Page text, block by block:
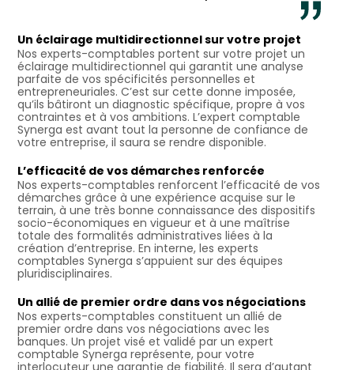
Un éclairage multidirectionnel sur votre projet
Nos experts-comptables portent sur votre projet un
éclairage multidirectionnel qui garantit une analyse
parfaite de vos spécificités personnelles et
entrepreneuriales. C’est sur cette donne imposée,
qu’ils bâtiront un diagnostic spécifique, propre à vos
contraintes et à vos ambitions. L’expert comptable
Synerga est avant tout la personne de confiance de
votre entreprise, il saura se rendre disponible.
L’efficacité de vos démarches renforcée
Nos experts-comptables renforcent l’efficacité de vos
démarches grâce à une expérience acquise sur le
terrain, à une très bonne connaissance des dispositifs
socio-économiques en vigueur et à une maîtrise
totale des formalités administratives liées à la
création d’entreprise. En interne, les experts
comptables Synerga s’appuient sur des équipes
pluridisciplinaires.
Un allié de premier ordre dans vos négociations
Nos experts-comptables constituent un allié de
premier ordre dans vos négociations avec les
banques. Un projet visé et validé par un expert
comptable Synerga représente, pour votre
interlocuteur une garantie de fiabilité. Il sera d’autant